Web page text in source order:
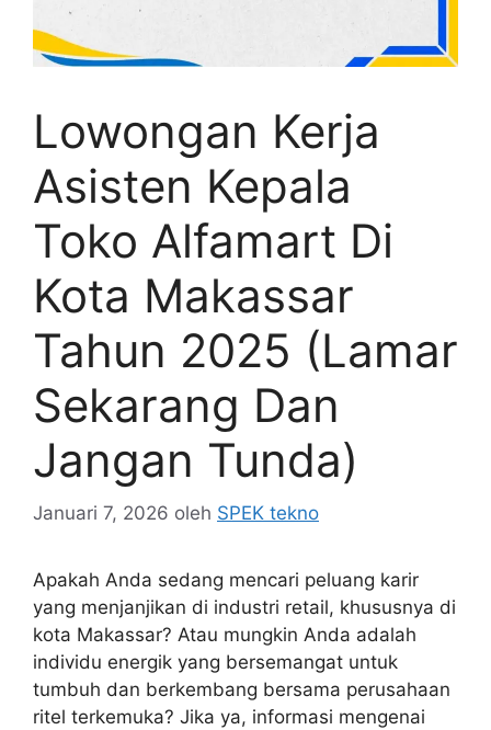
Lowongan Kerja
Asisten Kepala
Toko Alfamart Di
Kota Makassar
Tahun 2025 (Lamar
Sekarang Dan
Jangan Tunda)
Januari 7, 2026 oleh SPEK tekno
Apakah Anda sedang mencari peluang karir
yang menjanjikan di industri retail, khususnya di
kota Makassar? Atau mungkin Anda adalah
individu energik yang bersemangat untuk
tumbuh dan berkembang bersama perusahaan
ritel terkemuka? Jika ya, informasi mengenai